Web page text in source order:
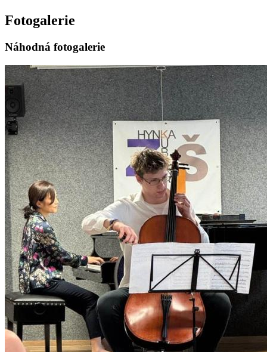
Fotogalerie
Náhodná fotogalerie